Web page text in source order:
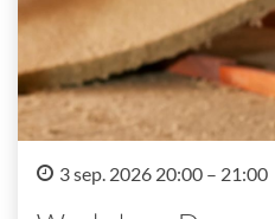
3 sep. 2026 20:00 – 21:00